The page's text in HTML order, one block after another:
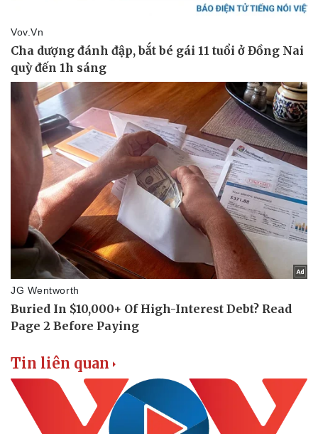
Tin liên quan